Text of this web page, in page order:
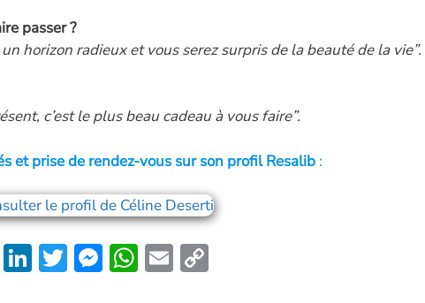
passer ?
horizon radieux et vous serez surpris de la beauté de la vie”.
c’est le plus beau cadeau à vous faire”.
et prise de rendez-vous sur son profil Resalib:
F Li T M W E